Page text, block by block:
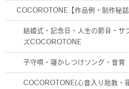
COCOROTONE【作品例・制作秘話
結婚式・記念日・人生の節目・サ
ズCOCOROTONE
子守唄・寝かしつけソング・音育
COCOROTONE(心音入り胎教・